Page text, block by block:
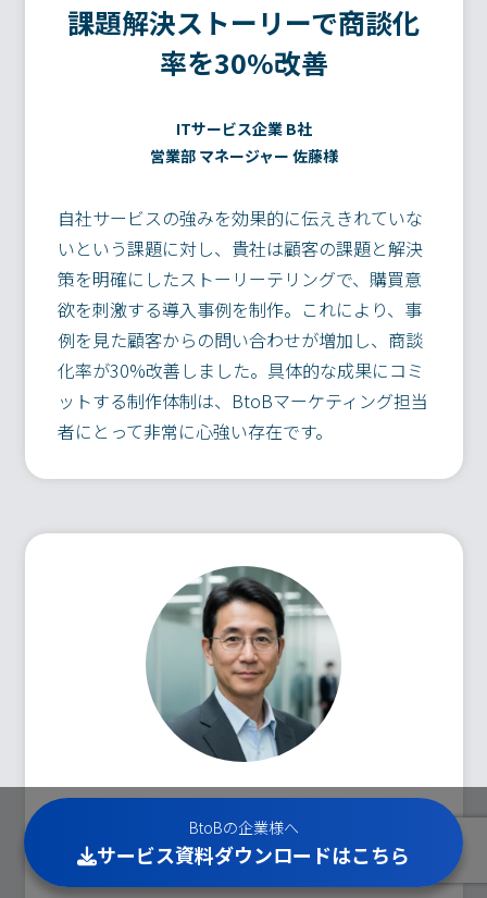
課題解決ストーリーで商談化
率を30%改善
ITサービス企業 B社
営業部 マネージャー 佐藤様
自社サービスの強みを効果的に伝えきれていな
いという課題に対し、貴社は顧客の課題と解決
策を明確にしたストーリーテリングで、購買意
欲を刺激する導入事例を制作。これにより、事
例を見た顧客からの問い合わせが増加し、商談
化率が30%改善しました。具体的な成果にコミ
ットする制作体制は、BtoBマーケティング担当
者にとって非常に心強い存在です。
競合優位性を確立する事例で
新規顧客獲得を加速
BtoBの企業様へ
サービス資料ダウンロードはこちら